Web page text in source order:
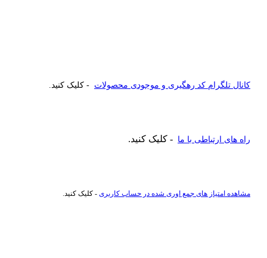
کانال تلگرام کد رهگیری و موجودی محصولات - کلیک کنید.
راه های ارتباطی با ما - کلیک کنید.
مشاهده امتیاز های جمع اوری شده در حساب کاربری - کلیک کنید.